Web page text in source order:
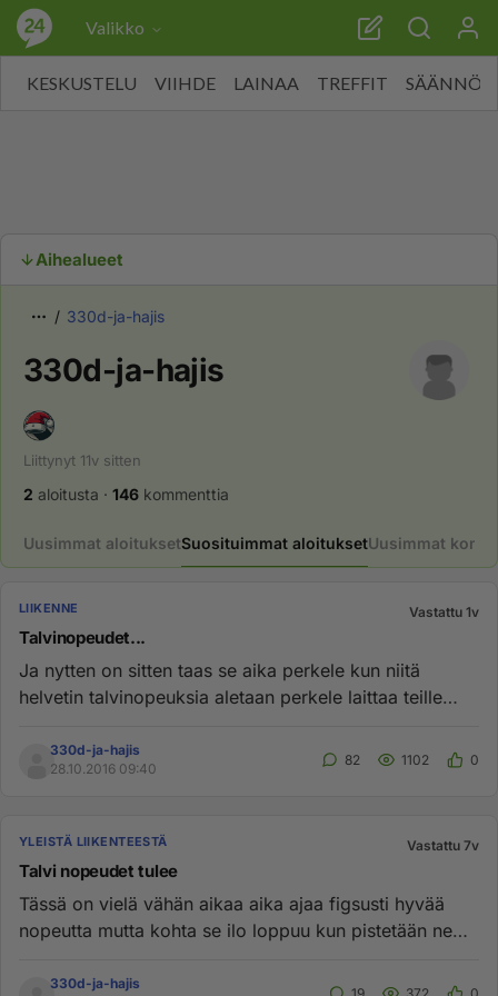
Valikko
KESKUSTELU VIIHDE LAINAA TREFFIT SÄÄNNÖT
Aihealueet
330d-ja-hajis
330d-ja-hajis
Liittynyt 11v sitten
2 aloitusta · 146 kommenttia
Uusimmat aloituksetSuosituimmat aloituksetUusimmat
LIIKENNE Vastattu 1v
Talvinopeudet...
Ja nytten on sitten taas se aika perkele kun niitä
helvetin talvinopeuksia aletaan perkele laittaa teille
330d-ja-hajis
28.10.2016 09:40
82 1102 0
YLEISTÄ LIIKENTEESTÄ Vastattu 7v
Talvi nopeudet tulee
Tässä on vielä vähän aikaa aika ajaa figsusti hyvää
nopeutta mutta kohta se ilo loppuu kun pistetään ne
330d-ja-hajis
19 372 0